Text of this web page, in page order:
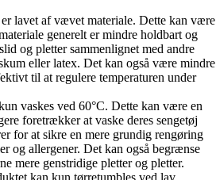
lavet af vævet materiale. Dette kan være
generelt er mindre holdbart og
og pletter sammenlignet med andre
eller latex. Det kan også være mindre
til at regulere temperaturen under
vaskes ved 60°C. Dette kan være en
foretrækker at vaske deres sengetøj
for at sikre en mere grundig rengøring
og allergener. Det kan også begrænse
mere genstridige pletter og pletter.